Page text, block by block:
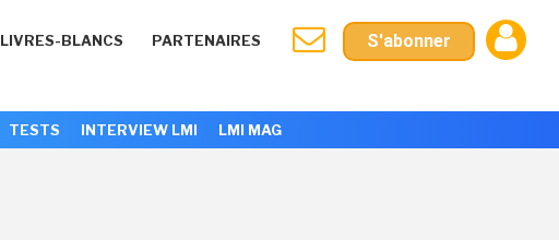
LIVRES-BLANCS PARTENAIRES S'abonner
TESTS INTERVIEW LMI LMI MAG